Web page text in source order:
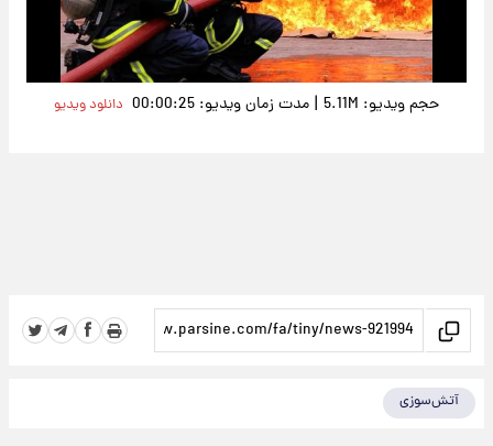
Video
حجم ویدیو: 5.11M | مدت زمان ویدیو: 00:00:25 دانلود ویدیو
آتش‌سوزی